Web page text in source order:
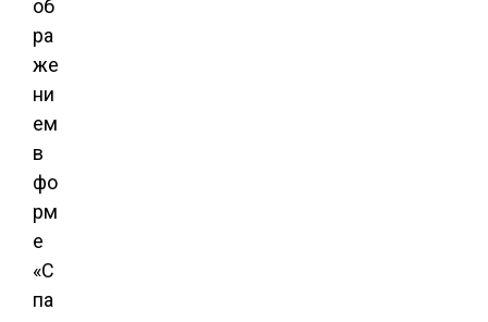
об
ра
же
ни
ем
в
фо
рм
е
«С
па